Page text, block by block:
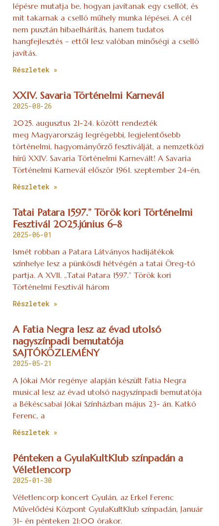
lépésre mutatja be, hogyan javítanak egy csellót, és
mit takarnak a cselló műhely munka lépései. A cél
nem pusztán hibaelhárítás, hanem tudatos
hangfejlesztés – ettől lesz valóban minőségi a cselló
javítás.
Részletek »
XXIV. Savaria Történelmi Karnevál
2025-08-26
2025. augusztus 21-24. között rendezték
meg Magyarország legrégebbi, legjelentősebb
történelmi, hagyományőrző fesztiválját, a nemzetközi
hírű XXIV. Savaria Történelmi Karnevált! A Savaria
Történelmi Karnevál először 1961. szeptember 24-én,
Részletek »
Tatai Patara 1597.” Török kori Történelmi
Fesztivál 2025.június 6-8
2025-06-01
Ismét robban a Patara Látványos hadijátékok
színhelye lesz a pünkösdi hétvégén a tatai Öreg-tó
partja. A XVII. „Tatai Patara 1597.” Török kori
Történelmi Fesztivál három
Részletek »
A Fatia Negra lesz az évad utolsó
nagyszínpadi bemutatója
SAJTÓKÖZLEMÉNY
2025-05-21
A Jókai Mór regénye alapján készült Fatia Negra
musical lesz az évad utolsó nagyszínpadi bemutatója
a Békéscsabai Jókai Színházban május 23- án. Katkó
Ferenc, a
Részletek »
Pénteken a GyulaKultKlub színpadán a
Véletlencorp
2025-01-30
Véletlencorp koncert Gyulán, az Erkel Ferenc
Művelődési Központ GyulaKultKlub színpadán, Január
31- én pénteken 21:00 órakor.